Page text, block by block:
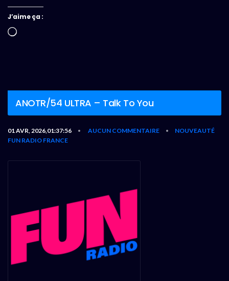
J’aime ça :
Chargement…
ANOTR/54 ULTRA – Talk To You
01 AVR, 2026,01:37:56 • AUCUN COMMENTAIRE •
NOUVEAUTÉ
FUN RADIO FRANCE